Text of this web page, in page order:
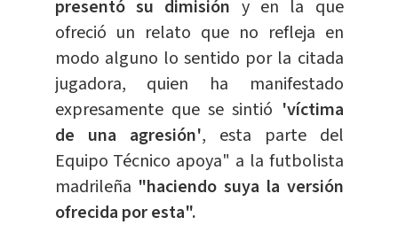
presentó su dimisión y en la que
ofreció un relato que no refleja en
modo alguno lo sentido por la citada
jugadora, quien ha manifestado
expresamente que se sintió 'víctima
de una agresión', esta parte del
Equipo Técnico apoya" a la futbolista
madrileña "haciendo suya la versión
ofrecida por esta".